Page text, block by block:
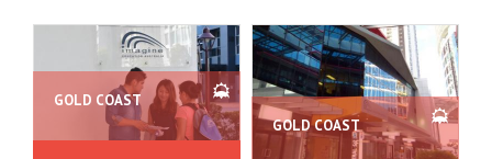
GOLD COAST
GOLD COAST